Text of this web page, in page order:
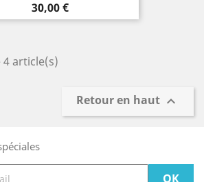
Prix
30,00 €
4 article(s)
Retour en haut 